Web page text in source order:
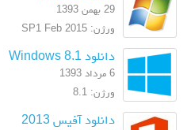
29 بهمن 1393
ورژن: SP1 Feb 2015
دانلود Windows 8.1
6 مرداد 1393
ورژن: 8.1
دانلود آفیس 2013